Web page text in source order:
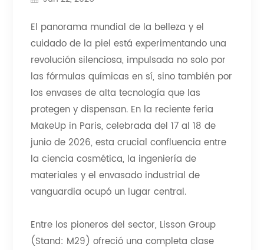
El panorama mundial de la belleza y el
cuidado de la piel está experimentando una
revolución silenciosa, impulsada no solo por
las fórmulas químicas en sí, sino también por
los envases de alta tecnología que las
protegen y dispensan. En la reciente feria
MakeUp in Paris, celebrada del 17 al 18 de
junio de 2026, esta crucial confluencia entre
la ciencia cosmética, la ingeniería de
materiales y el envasado industrial de
vanguardia ocupó un lugar central.
Entre los pioneros del sector, Lisson Group
(Stand: M29) ofreció una completa clase